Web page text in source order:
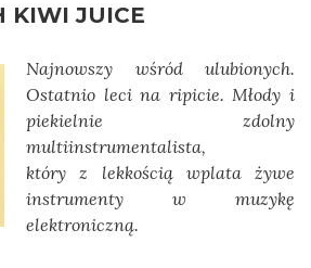
KIWI JUICE
Najnowszy wśród ulubionych.
Ostatnio leci na ripicie. Młody i
piekielnie zdolny
multiinstrumentalista,
który z lekkością wplata żywe
instrumenty w muzykę
elektroniczną.